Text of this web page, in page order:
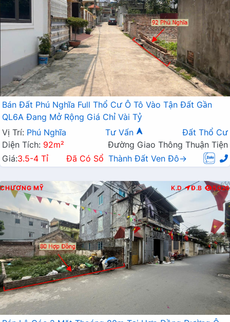
Bán Đất Phú Nghĩa Full Thổ Cư Ô Tô Vào Tận Đất Gần
QL6A Đang Mở Rộng Giá Chỉ Vài Tỷ
Vị Trí: Phú Nghĩa Tư Vấn
Đất Thổ Cư
Diện Tích: 92m²
Đường Giao Thông Thuận Tiện
Giá:3.5-4 Tỉ Đã Có Sổ Thành Đất Ven Đô→
CHƯƠNG MỸ K.D Đ.B 5026